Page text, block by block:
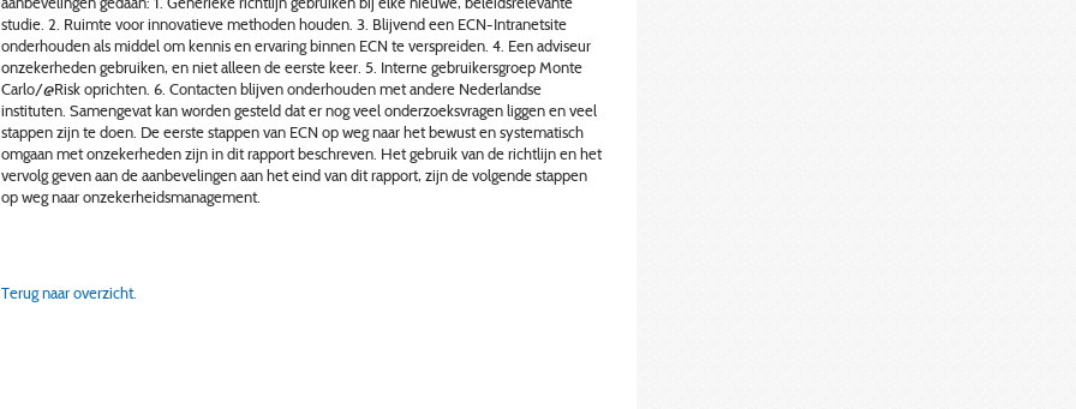
studie. 2. Ruimte voor innovatieve methoden houden. 3. Blijvend een ECN-Intranetsite
onderhouden als middel om kennis en ervaring binnen ECN te verspreiden. 4. Een adviseur
onzekerheden gebruiken, en niet alleen de eerste keer. 5. Interne gebruikersgroep Monte
Carlo/@Risk oprichten. 6. Contacten blijven onderhouden met andere Nederlandse
instituten. Samengevat kan worden gesteld dat er nog veel onderzoeksvragen liggen en veel
stappen zijn te doen. De eerste stappen van ECN op weg naar het bewust en systematisch
omgaan met onzekerheden zijn in dit rapport beschreven. Het gebruik van de richtlijn en het
vervolg geven aan de aanbevelingen aan het eind van dit rapport, zijn de volgende stappen
op weg naar onzekerheidsmanagement.
Terug naar overzicht.